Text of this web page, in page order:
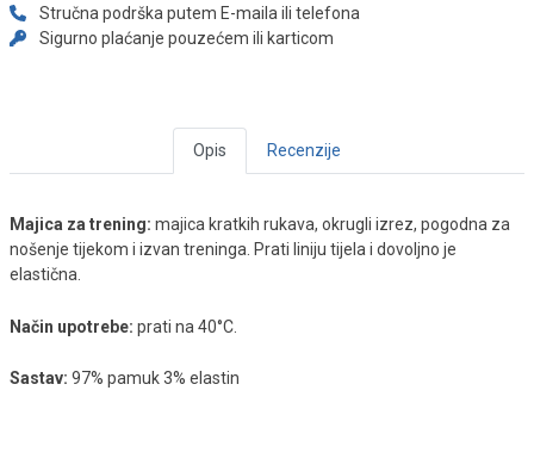
Stručna podrška putem E-maila ili telefona
Sigurno plaćanje pouzećem ili karticom
Opis Recenzije
Majica za trening: majica kratkih rukava, okrugli izrez, pogodna za
nošenje tijekom i izvan treninga. Prati liniju tijela i dovoljno je
elastična.
Način upotrebe: prati na 40°C.
Sastav: 97% pamuk 3% elastin